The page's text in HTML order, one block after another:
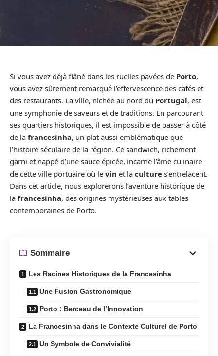
Si vous avez déjà flâné dans les ruelles pavées de Porto,
vous avez sûrement remarqué l’effervescence des cafés et
des restaurants. La ville, nichée au nord du Portugal, est
une symphonie de saveurs et de traditions. En parcourant
ses quartiers historiques, il est impossible de passer à côté
de la francesinha, un plat aussi emblématique que
l’histoire séculaire de la région. Ce sandwich, richement
garni et nappé d’une sauce épicée, incarne l’âme culinaire
de cette ville portuaire où le vin et la culture s’entrelacent.
Dans cet article, nous explorerons l’aventure historique de
la francesinha, des origines mystérieuses aux tables
contemporaines de Porto.
Sommaire
Les Racines Historiques de la Francesinha
Une Fusion Gastronomique
Porto : Berceau de l’Innovation
La Francesinha dans le Contexte Culturel de Porto
Un Symbole de Convivialité